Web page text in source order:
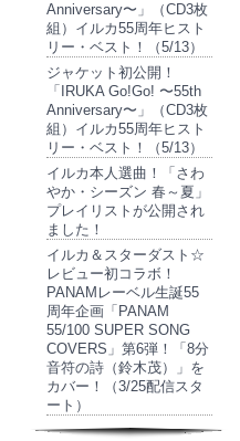
Anniversary〜」（CD3枚
組）イルカ55周年ヒスト
リー・ベスト！（5/13）
ジャケット初公開！
「IRUKA Go!Go! 〜55th
Anniversary〜」（CD3枚
組）イルカ55周年ヒスト
リー・ベスト！（5/13）
イルカ本人選曲！「さわ
やか・シーズン 春～夏」
プレイリストが公開され
ました！
イルカ＆スターダスト☆
レビュー初コラボ！
PANAMレーベル生誕55
周年企画「PANAM
55/100 SUPER SONG
COVERS」第6弾！「8分
音符の詩（鈴木茂）」を
カバー！（3/25配信スタ
ート）